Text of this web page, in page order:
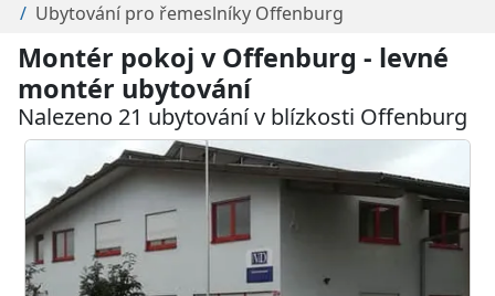
Ubytování pro řemeslníky Offenburg
Montér pokoj v Offenburg - levné
montér ubytování
Nalezeno 21 ubytování v blízkosti Offenburg